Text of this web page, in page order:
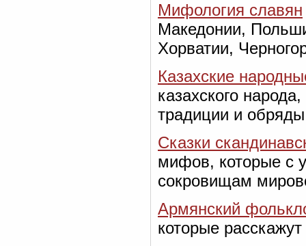
Мифология славян
Македонии,
Хорватии,
Казахские
казахского
традиции и
Сказки
мифов, которые с
сокровищам
Армянский
которые